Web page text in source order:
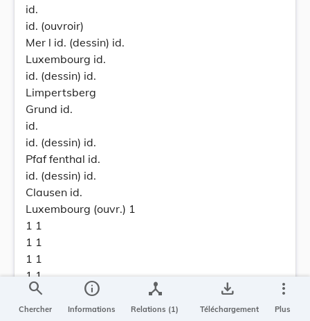
id.
id. (ouvroir)
Mer l id. (dessin) id.
Luxembourg id.
id. (dessin) id.
Limpertsberg
Grund id.
id.
id. (dessin) id.
Pfaf fenthal id.
id. (dessin) id.
Clausen id.
Luxembourg (ouvr.) 1
1 1
1 1
1 1
1 1
1 1
1 1
search
Chercher
info
Informations
device_hub
Relations (1)
save_alt
Téléchargement
more_vert
Plus